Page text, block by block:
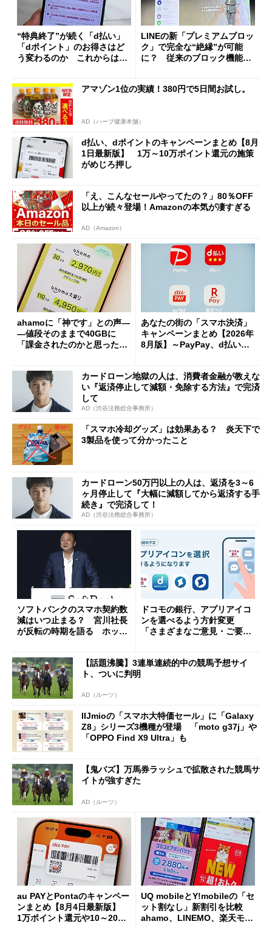
“特典終了”が続く「d払い」
「dポイント」のお得さはど
う変わるのか これからは
LINEの新「プレミアムブロッ
ク」で完全な“絶縁”が可能
に？ 従来のブロック機能と
アマゾン1位の実績！380円で5日間お試し。
AD（ハーブ健康本舗）
d払い、dポイントのキャンペーンまとめ【8月
1日最新版】 1万～10万ポイント還元の施策
がめじろ押し
「え、こんなセールやってたの？」80％OFF
以上が続々登場！Amazonの本気が凄すぎる
AD（Amazon）
ahamoに「神です」との声―
―値段そのままで40GBに
「課金されたのかと思った」
あなたの街の「スマホ決済」
キャンペーンまとめ【2026年
8月版】～PayPay、d払い、a
カードローン地獄の人は、消費者金融が教えな
い『返済停止して減額・免除する方法』で完済
して
AD（渋谷法務総合事務所）
「スマホ冷却グッズ」は効果ある？ 炎天下で
3製品を使って分かったこと
カードローン50万円以上の人は、返済を3～6
ヶ月停止して『大幅に減額してから返済する手
続き』で完済して！
AD（渋谷法務総合事務所）
ソフトバンクのスマホ契約数
減はいつ止まる？ 宮川社長
が反転の時期を語る ホッピ
ドコモの銀行、アプリアイコ
ンを選べるよう方針変更
「さまざまなご意見・ご要望
【話題沸騰】3連単連続的中の競馬予想サイ
ト、ついに判明
AD（ルーツ）
IIJmioの「スマホ大特価セール」に「Galaxy
Z8」シリーズ3機種が登場 「moto g37j」や
「OPPO Find X9 Ultra」も
【鬼バズ】万馬券ラッシュで拡散された競馬サ
イトが強すぎた
AD（ルーツ）
au PAYとPontaのキャンペー
ンまとめ【8月4日最新版】
1万ポイント還元や10～20％
UQ mobileとY!mobileの「セ
ット割なし」新割引を比較
ahamo、LINEMO、楽天モバ